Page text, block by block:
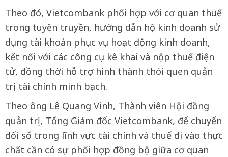
Theo đó, Vietcombank phối hợp với cơ quan thuế
trong tuyên truyền, hướng dẫn hộ kinh doanh sử
dụng tài khoản phục vụ hoạt động kinh doanh,
kết nối với các công cụ kê khai và nộp thuế điện
tử, đồng thời hỗ trợ hình thành thói quen quản
trị tài chính minh bạch.
Theo ông Lê Quang Vinh, Thành viên Hội đồng
quản trị, Tổng Giám đốc Vietcombank, để chuyển
đổi số trong lĩnh vực tài chính và thuế đi vào thực
chất cần có sự phối hợp đồng bộ giữa cơ quan